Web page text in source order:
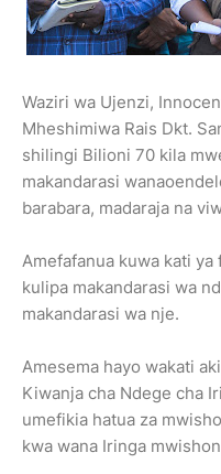
Waziri wa Ujenzi,
Mheshimiwa Rais Dkt.
shilingi Bilioni 70 kila
makandarasi
barabara, madaraja na
Amefafanua kuwa kati
kulipa makandarasi wa
makandarasi wa nje.
Amesema hayo wakati
Kiwanja cha Ndege cha
umefikia hatua za
kwa wana Iringa